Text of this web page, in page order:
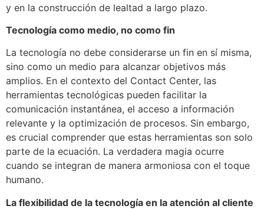
y en la construcción de lealtad a largo plazo.
Tecnología como medio, no como fin
La tecnología no debe considerarse un fin en sí misma,
sino como un medio para alcanzar objetivos más
amplios. En el contexto del Contact Center, las
herramientas tecnológicas pueden facilitar la
comunicación instantánea, el acceso a información
relevante y la optimización de procesos. Sin embargo,
es crucial comprender que estas herramientas son solo
parte de la ecuación. La verdadera magia ocurre
cuando se integran de manera armoniosa con el toque
humano.
La flexibilidad de la tecnología en la atención al cliente